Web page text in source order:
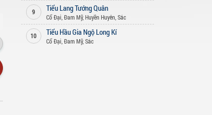
9 Tiểu Lang Tướng Quân
Cổ Đại Đam Mỹ, Huyền Huyễn, Sắc
10 Tiểu Hầu Gia Ngộ Long Kí
Cổ Đại Đam Mỹ, Sắc